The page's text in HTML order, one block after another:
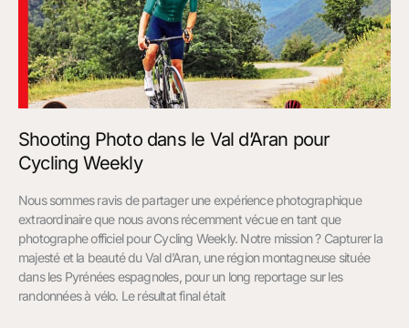
Shooting Photo dans le Val d’Aran pour
Cycling Weekly
Nous sommes ravis de partager une expérience photographique
extraordinaire que nous avons récemment vécue en tant que
photographe officiel pour Cycling Weekly. Notre mission ? Capturer la
majesté et la beauté du Val d’Aran, une région montagneuse située
dans les Pyrénées espagnoles, pour un long reportage sur les
randonnées à vélo. Le résultat final était